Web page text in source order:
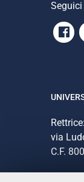
Seguici
via
C.F.